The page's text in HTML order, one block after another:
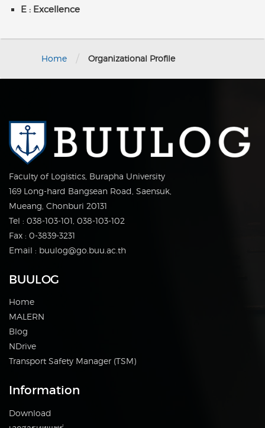
E : Excellence
Home / Organizational Profile
Faculty of Logistics, Burapha University
169 Long-hard Bangsean Road, Saensuk,
Mueang, Chonburi 20131
Tel : 038-103-101, 038-103-102
Fax : 0-3839-3231
Email : buulog@go.buu.ac.th
BUULOG
Home
MALERN
Blog
NDrive
Transport Safety Manager (TSM)
Information
Download